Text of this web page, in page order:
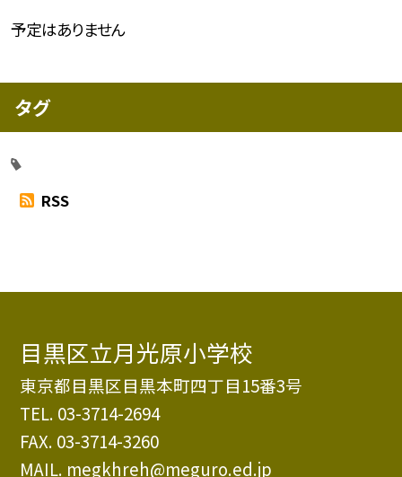
予定はありません
タグ
RSS
目黒区立月光原小学校
東京都目黒区目黒本町四丁目15番3号
TEL. 03-3714-2694
FAX. 03-3714-3260
MAIL. megkhreh@meguro.ed.jp